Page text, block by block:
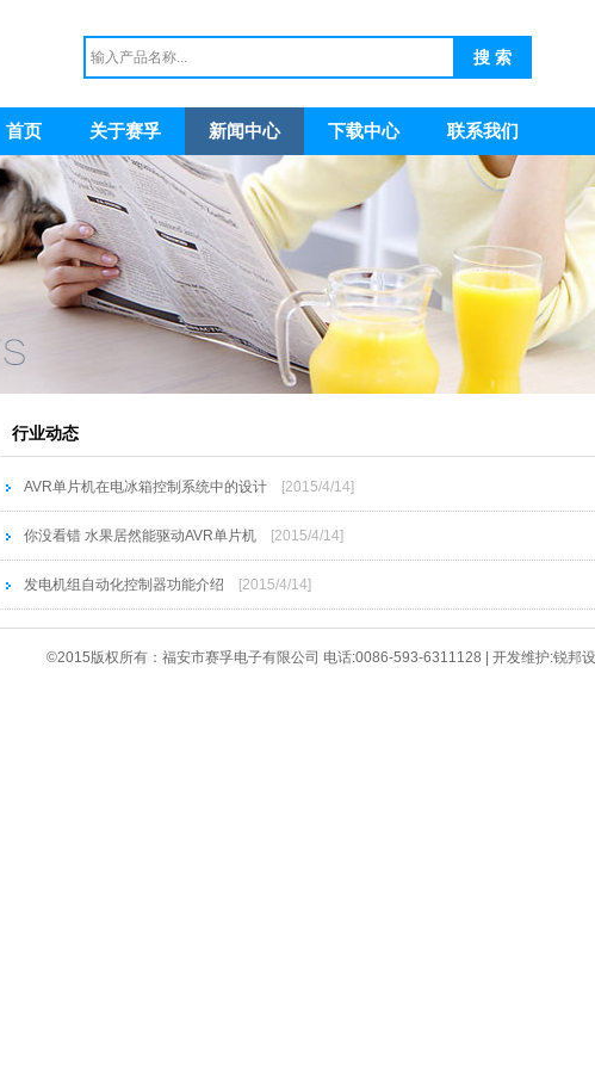
首页 关于赛孚 新闻中心 下载中心 联系我们
行业动态
AVR单片机在电冰箱控制系统中的设计 [2015/4/14]
你没看错 水果居然能驱动AVR单片机 [2015/4/14]
发电机组自动化控制器功能介绍 [2015/4/14]
©2015版权所有：福安市赛孚电子有限公司 电话:0086-593-6311128 | 开发维护:锐邦